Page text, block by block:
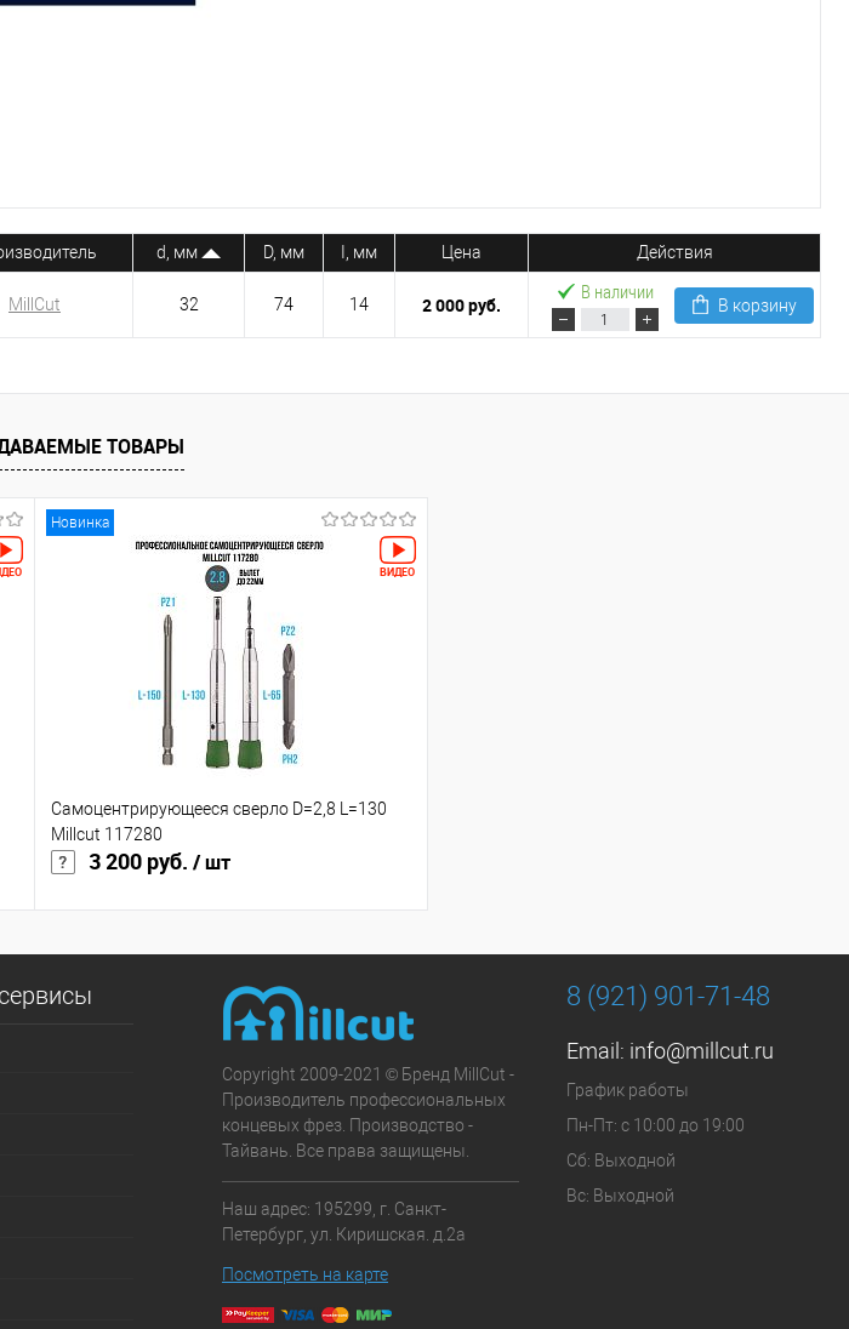
d, мм D, мм I, мм Цена Действия
MillCut 32 74 14 2 000 руб.
В наличии
В корзину
ТОВАРЫ
Новинка
Самоцентрирующееся сверло D=2,8 L=130
Millcut 117280
3 200 руб. / шт
Copyright 2009-2021 © Бренд MillCut -
Производитель профессиональных
концевых фрез. Производство -
Тайвань. Все права защищены.
Наш адрес: 195299, г. Санкт-
Петербург, ул. Киришская. д.2а
Посмотреть на карте
8 (921) 901-71-48
Email: info@millcut.ru
График работы
Пн-Пт: с 10:00 до 19:00
Сб: Выходной
Вс: Выходной